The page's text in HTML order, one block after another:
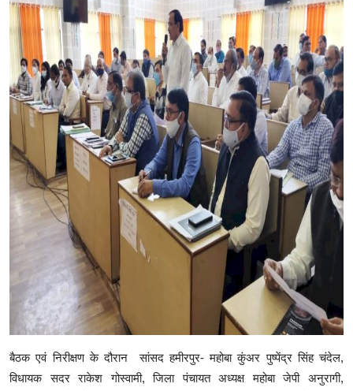
बैठक एवं निरीक्षण के दौरान सांसद हमीरपुर- महोबा कुंअर पुष्पेंद्र सिंह चंदेल,
विधायक सदर राकेश गोस्वामी, जिला पंचायत अध्यक्ष महोबा जेपी अनुरागी,